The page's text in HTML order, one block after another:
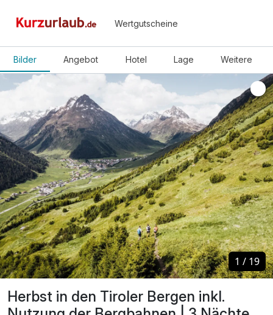
Wertgutscheine
Bilder Angebot Hotel Lage Weitere
Herbst in den Tiroler Bergen inkl.
1 / 19
1 / 19